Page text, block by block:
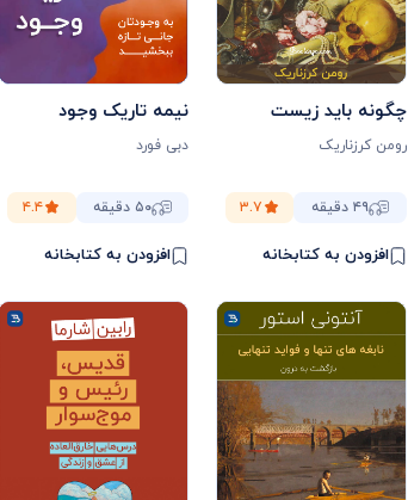
چگونه باید زیست
رومن کرزناریک
۴۹ دقیقه ۳.۷
افزودن به کتابخانه
نیمه تاریک وجود
دبی فورد
۵۰ دقیقه ۴.۴
افزودن به کتابخانه